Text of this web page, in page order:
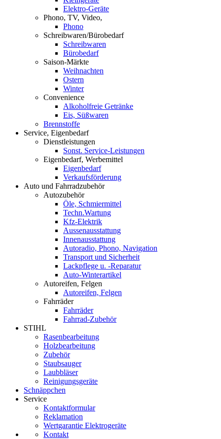
Elektro-Geräte
Phono, TV, Video,
Phono
Schreibwaren/Bürobedarf
Schreibwaren
Bürobedarf
Saison-Märkte
Weihnachten
Ostern
Winter
Convenience
Alkoholfreie Getränke
Eis, Süßwaren
Brennstoffe
Service, Eigenbedarf
Dienstleistungen
Sonst. Service-Leistungen
Eigenbedarf, Werbemittel
Eigenbedarf
Verkaufsförderung
Auto und Fahrradzubehör
Autozubehör
Öle, Schmiermittel
Techn.Wartung
Kfz-Elektrik
Aussenausstattung
Innenausstattung
Autoradio, Phono, Navigation
Transport und Sicherheit
Lackpflege u. -Reparatur
Auto-Winterartikel
Autoreifen, Felgen
Autoreifen, Felgen
Fahrräder
Fahrräder
Fahrrad-Zubehör
STIHL
Rasenbearbeitung
Holzbearbeitung
Zubehör
Staubsauger
Laubbläser
Reinigungsgeräte
Schnäppchen
Service
Kontaktformular
Reklamation
Wertgarantie Elektrogeräte
Kontakt